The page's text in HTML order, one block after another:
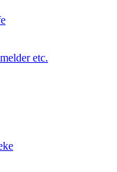
etc.